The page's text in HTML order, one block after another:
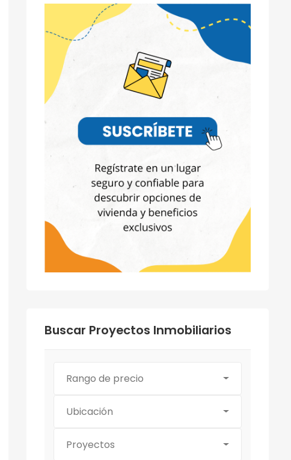
Buscar Proyectos Inmobiliarios
Rango de precio
Ubicación
Proyectos